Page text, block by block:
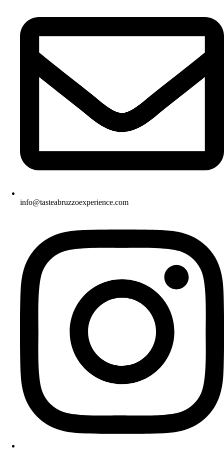
info@tasteabruzzoexperience.com